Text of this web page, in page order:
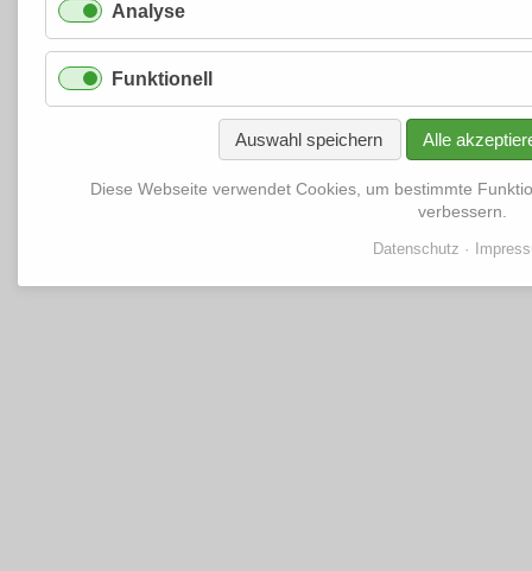
Analyse
Funktionell
Auswahl speichern Alle
Diese Webseite verwendet Cookies, um bestimmte
verbessern.
Datenschutz